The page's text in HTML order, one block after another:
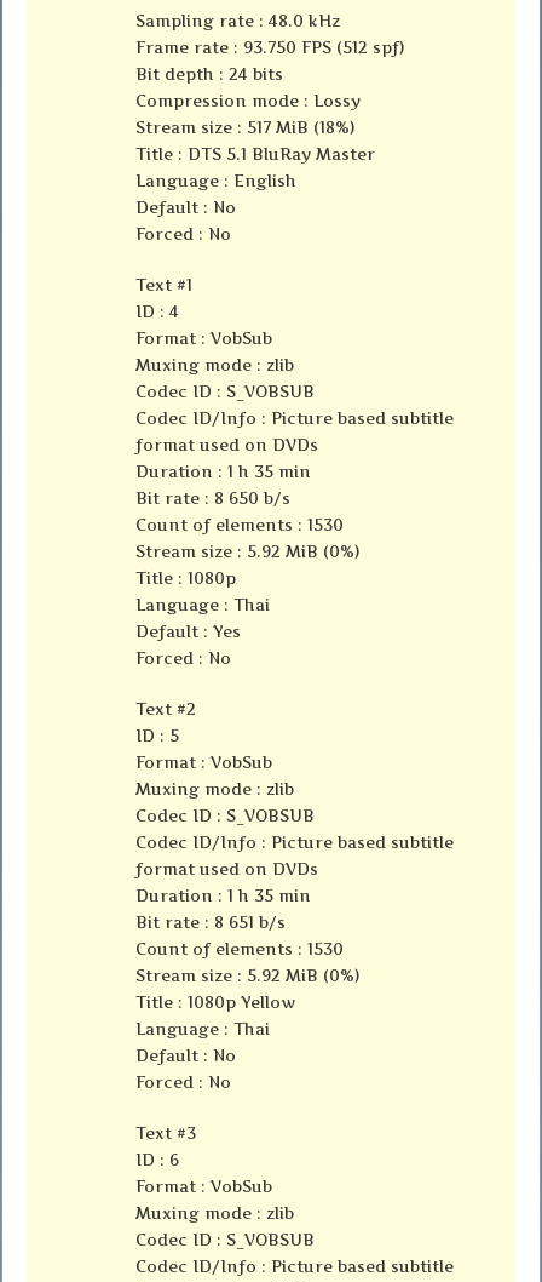
Sampling rate : 48.0 kHz
Frame rate : 93.750 FPS (512 spf)
Bit depth : 24 bits
Compression mode : Lossy
Stream size : 517 MiB (18%)
Title : DTS 5.1 BluRay Master
Language : English
Default : No
Forced : No
Text #1
ID : 4
Format : VobSub
Muxing mode : zlib
Codec ID : S_VOBSUB
Codec ID/Info : Picture based subtitle
format used on DVDs
Duration : 1 h 35 min
Bit rate : 8 650 b/s
Count of elements : 1530
Stream size : 5.92 MiB (0%)
Title : 1080p
Language : Thai
Default : Yes
Forced : No
Text #2
ID : 5
Format : VobSub
Muxing mode : zlib
Codec ID : S_VOBSUB
Codec ID/Info : Picture based subtitle
format used on DVDs
Duration : 1 h 35 min
Bit rate : 8 651 b/s
Count of elements : 1530
Stream size : 5.92 MiB (0%)
Title : 1080p Yellow
Language : Thai
Default : No
Forced : No
Text #3
ID : 6
Format : VobSub
Muxing mode : zlib
Codec ID : S_VOBSUB
Codec ID/Info : Picture based subtitle